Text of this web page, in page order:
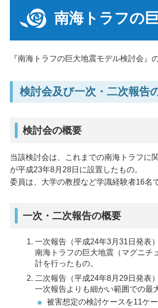
南海トラフの
『南海トラフの巨大地震モデル検討会』
検討会及び一次・二次報告
検討会の概要
当該検討会は、これまでの南海トラフに
が平成23年8月28日に設置したもの。
委員は、大学の教授など学識経験者16名
一次・二次報告の概要
一次報告（平成24年3月31日発表）
南海トラフの巨大地震（マグニチ
計を行ったもの。
二次報告（平成24年8月29日発表）
一次報告よりも細かい範囲での最
被害想定の検討ケースを11ケ